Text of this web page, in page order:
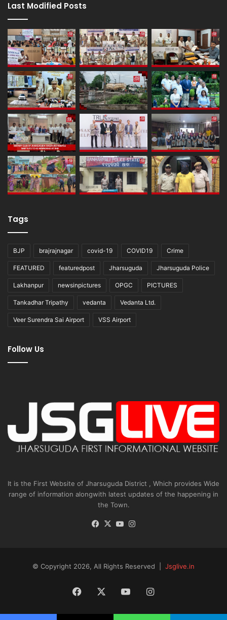
Last Modified Posts
Tags
BJP brajrajnagar covid-19 COVID19 Crime
FEATURED featuredpost Jharsuguda Jharsuguda Police
Lakhanpur newsinpictures OPGC PICTURES
Tankadhar Tripathy vedanta Vedanta Ltd.
Veer Surendra Sai Airport VSS Airport
Follow Us
It is the First Website of Jharsuguda District , Which provides Wide
range of information alongwith latest updates of the happening in
the Town.
Facebook
X YouTube
© Copyright 2026, All Rights Reserved | Jsglive.in
Facebook YouTubeInstagram